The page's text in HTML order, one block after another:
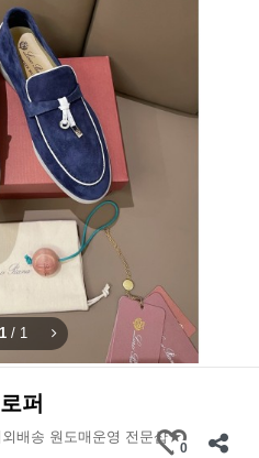
1 / 1
퍼
배송 원도매운영 전문샵★
0